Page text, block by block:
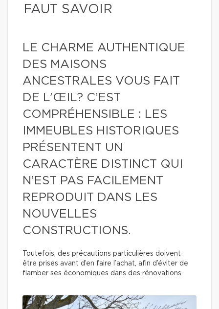
FAUT SAVOIR
LE CHARME AUTHENTIQUE
DES MAISONS
ANCESTRALES VOUS FAIT
DE L’ŒIL? C’EST
COMPRÉHENSIBLE : LES
IMMEUBLES HISTORIQUES
PRÉSENTENT UN
CARACTÈRE DISTINCT QUI
N’EST PAS FACILEMENT
REPRODUIT DANS LES
NOUVELLES
CONSTRUCTIONS.
Toutefois, des précautions particulières doivent
être prises avant d’en faire l’achat, afin d’éviter de
flamber ses économiques dans des rénovations.